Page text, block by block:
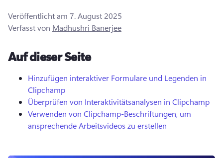
Anmelden
Kostenlos testen
Veröffentlicht am 7. August 2025
Verfasst von Madhushri Banerjee
Auf dieser Seite
Hinzufügen interaktiver Formulare und Legenden in
Clipchamp
Überprüfen von Interaktivitätsanalysen in Clipchamp
Verwenden von Clipchamp-Beschriftungen, um
ansprechende Arbeitsvideos zu erstellen